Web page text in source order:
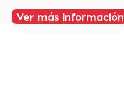
Ver más información